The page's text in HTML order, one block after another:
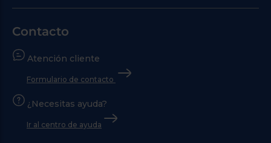
Contacto
Atención cliente
Formulario de contacto
¿Necesitas ayuda?
Ir al centro de ayuda